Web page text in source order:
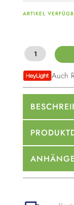
ARTIKEL
Auch
ANHÄNGE